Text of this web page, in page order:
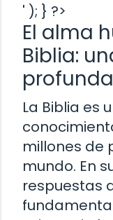
' ); } ?>
El alma
Biblia:
profunda
La Biblia es
millones de
mundo. En
respuestas